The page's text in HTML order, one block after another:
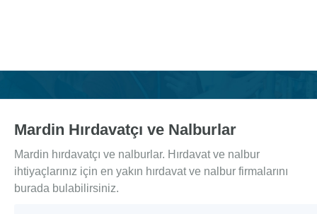
Mardin Hırdavatçı ve Nalburlar
Mardin hırdavatçı ve nalburlar. Hırdavat ve nalbur
ihtiyaçlarınız için en yakın hırdavat ve nalbur firmalarını
burada bulabilirsiniz.